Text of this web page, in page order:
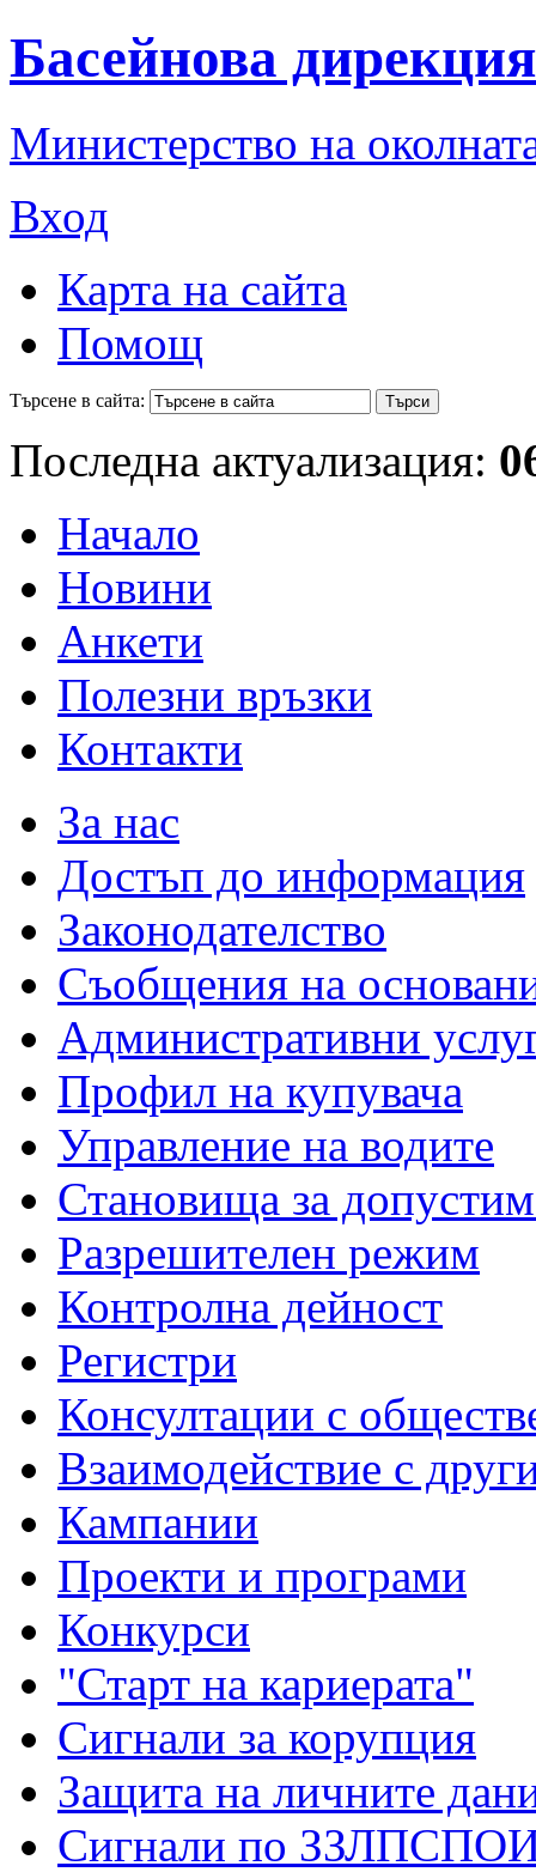
Басейнова
Министерство на
Вход
Карта на сайта
Помощ
Търсене в сайта:
Последна актуализация:
Начало
Новини
Анкети
Полезни връзки
Контакти
За нас
Достъп до информация
Законодателство
Съобщения на
Административни
Профил на купувача
Управление на водите
Становища за
Разрешителен режим
Контролна дейност
Регистри
Консултации с
Взаимодействие с
Кампании
Проекти и програми
Конкурси
"Старт на кариерата"
Сигнали за корупция
Защита на личните
Сигнали по